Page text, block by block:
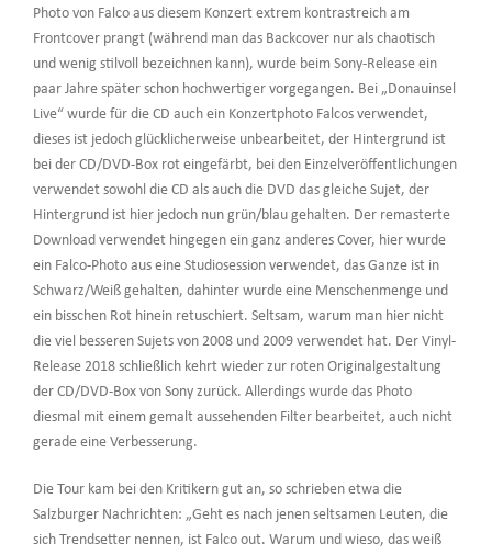
Photo von Falco aus diesem Konzert extrem kontrastreich am
Frontcover prangt (während man das Backcover nur als chaotisch
und wenig stilvoll bezeichnen kann), wurde beim Sony-Release ein
paar Jahre später schon hochwertiger vorgegangen. Bei „Donauinsel
Live“ wurde für die CD auch ein Konzertphoto Falcos verwendet,
dieses ist jedoch glücklicherweise unbearbeitet, der Hintergrund ist
bei der CD/DVD-Box rot eingefärbt, bei den Einzelveröffentlichungen
verwendet sowohl die CD als auch die DVD das gleiche Sujet, der
Hintergrund ist hier jedoch nun grün/blau gehalten. Der remasterte
Download verwendet hingegen ein ganz anderes Cover, hier wurde
ein Falco-Photo aus eine Studiosession verwendet, das Ganze ist in
Schwarz/Weiß gehalten, dahinter wurde eine Menschenmenge und
ein bisschen Rot hinein retuschiert. Seltsam, warum man hier nicht
die viel besseren Sujets von 2008 und 2009 verwendet hat. Der Vinyl-
Release 2018 schließlich kehrt wieder zur roten Originalgestaltung
der CD/DVD-Box von Sony zurück. Allerdings wurde das Photo
diesmal mit einem gemalt aussehenden Filter bearbeitet, auch nicht
gerade eine Verbesserung.
Die Tour kam bei den Kritikern gut an, so schrieben etwa die
Salzburger Nachrichten: „Geht es nach jenen seltsamen Leuten, die
sich Trendsetter nennen, ist Falco out. Warum und wieso, das weiß